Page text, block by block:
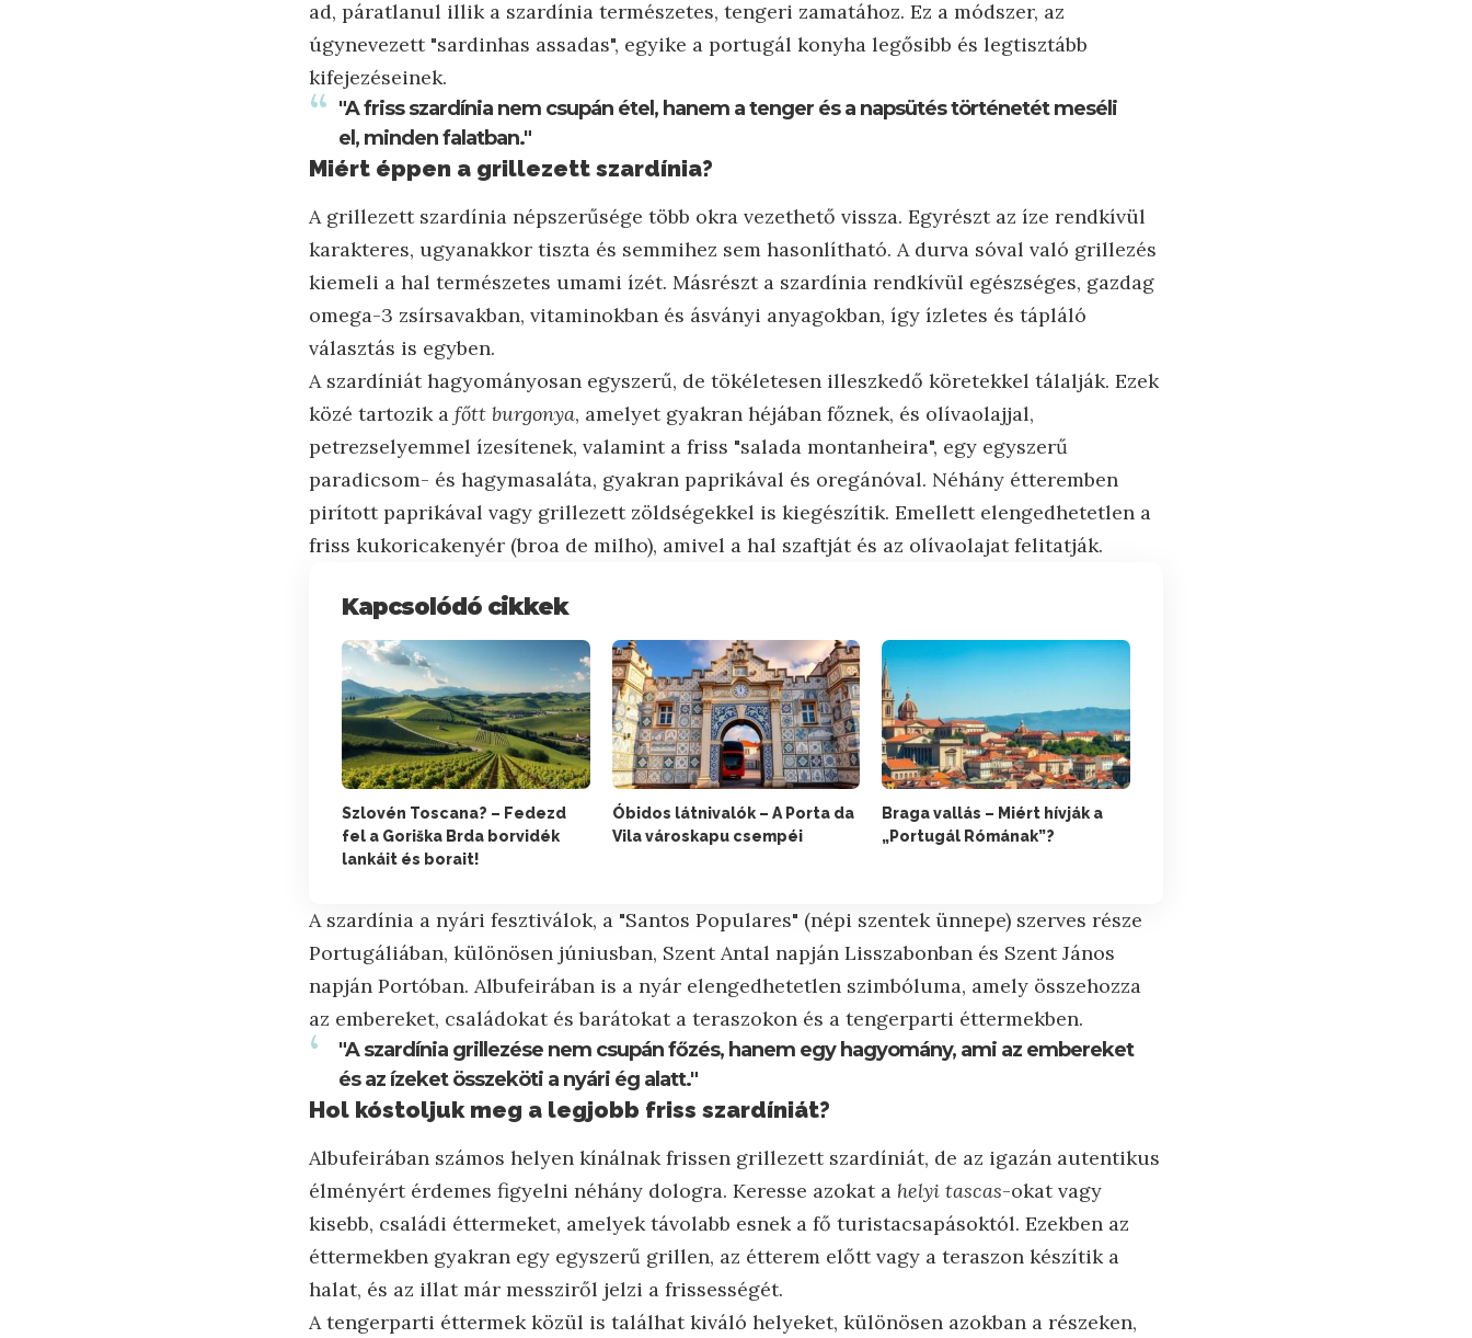
ad, páratlanul illik a szardínia természetes, tengeri zamatához. Ez a módszer, az
úgynevezett "sardinhas assadas", egyike a portugál konyha legősibb és legtisztább
kifejezéseinek.
"A friss szardínia nem csupán étel, hanem a tenger és a napsütés történetét meséli
el, minden falatban."
Miért éppen a grillezett szardínia?
A grillezett szardínia népszerűsége több okra vezethető vissza. Egyrészt az íze rendkívül
karakteres, ugyanakkor tiszta és semmihez sem hasonlítható. A durva sóval való grillezés
kiemeli a hal természetes umami ízét. Másrészt a szardínia rendkívül egészséges, gazdag
omega-3 zsírsavakban, vitaminokban és ásványi anyagokban, így ízletes és tápláló
választás is egyben.
A szardíniát hagyományosan egyszerű, de tökéletesen illeszkedő köretekkel tálalják. Ezek
közé tartozik a főtt burgonya, amelyet gyakran héjában főznek, és olívaolajjal,
petrezselyemmel ízesítenek, valamint a friss "salada montanheira", egy egyszerű
paradicsom- és hagymasaláta, gyakran paprikával és oregánóval. Néhány étteremben
pirított paprikával vagy grillezett zöldségekkel is kiegészítik. Emellett elengedhetetlen a
friss kukoricakenyér (broa de milho), amivel a hal szaftját és az olívaolajat felitatják.
Kapcsolódó cikkek
Szlovén Toscana? – Fedezd
fel a Goriška Brda borvidék
lankáit és borait!
Óbidos látnivalók – A Porta da
Vila városkapu csempéi
Braga vallás – Miért hívják a
„Portugál Rómának”?
A szardínia a nyári fesztiválok, a "Santos Populares" (népi szentek ünnepe) szerves része
Portugáliában, különösen júniusban, Szent Antal napján Lisszabonban és Szent János
napján Portóban. Albufeirában is a nyár elengedhetetlen szimbóluma, amely összehozza
az embereket, családokat és barátokat a teraszokon és a tengerparti éttermekben.
"A szardínia grillezése nem csupán főzés, hanem egy hagyomány, ami az embereket
és az ízeket összeköti a nyári ég alatt."
Hol kóstoljuk meg a legjobb friss szardíniát?
Albufeirában számos helyen kínálnak frissen grillezett szardíniát, de az igazán autentikus
élményért érdemes figyelni néhány dologra. Keresse azokat a helyi tascas-okat vagy
kisebb, családi éttermeket, amelyek távolabb esnek a fő turistacsapásoktól. Ezekben az
éttermekben gyakran egy egyszerű grillen, az étterem előtt vagy a teraszon készítik a
halat, és az illat már messziről jelzi a frissességét.
A tengerparti éttermek közül is találhat kiváló helyeket, különösen azokban a részeken,